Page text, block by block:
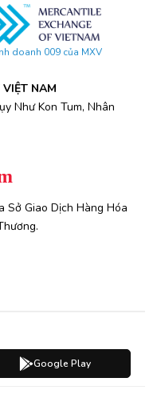
doanh 009 của MXV
NAM
Như Kon Tum, Nhân
Sở Giao Dịch Hàng Hóa
Google Play